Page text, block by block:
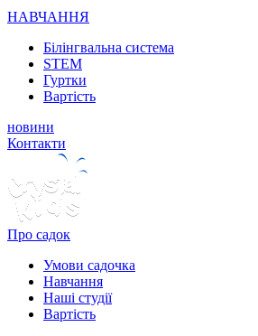
НАВЧАННЯ
Білінгвальна система
STEM
Гуртки
Вартість
новини
Контакти
Про садок
Умови садочка
Навчання
Наші студії
Вартість